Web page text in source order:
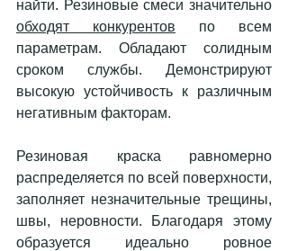
обходят конкурентов по всем
параметрам. Обладают солидным
сроком службы. Демонстрируют
высокую устойчивость к различным
негативным факторам.
Резиновая краска равномерно
распределяется по всей поверхности,
заполняет незначительные трещины,
швы, неровности. Благодаря этому
образуется идеально ровное